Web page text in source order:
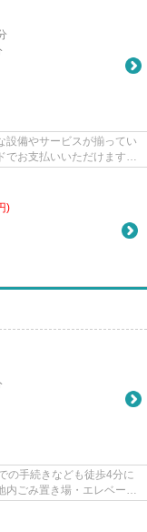
設備やサービスが揃ってい
でお支払いいただけます。
)
の手続きなども徒歩4分に
内ごみ置き場・エレベータ